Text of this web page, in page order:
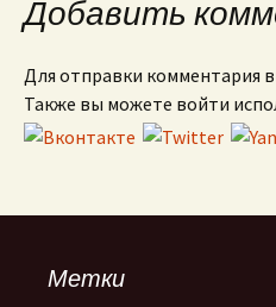
Добавить
Для отправки комментария
Также вы можете войти
Метки